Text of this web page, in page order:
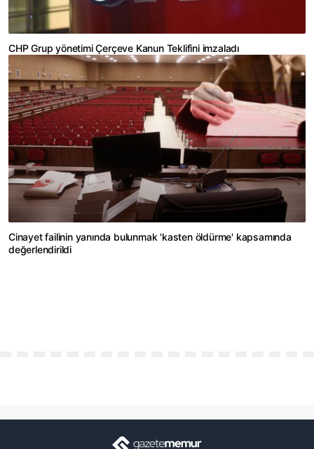
CHP Grup yönetimi Çerçeve Kanun Teklifini imzaladı
Cinayet failinin yanında bulunmak 'kasten öldürme' kapsamında
değerlendirildi